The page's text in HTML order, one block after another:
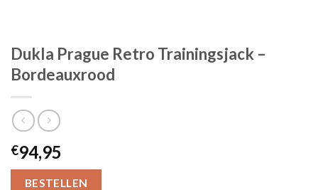
Dukla Prague Retro Trainingsjack –
Bordeauxrood
€94,95
BESTELLEN